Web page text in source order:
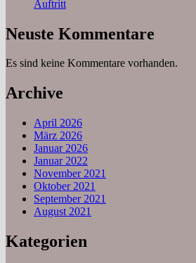
Auftritt
Neuste Kommentare
Es sind keine Kommentare vorhanden.
Archive
April 2026
März 2026
Januar 2026
Januar 2022
November 2021
Oktober 2021
September 2021
August 2021
Kategorien